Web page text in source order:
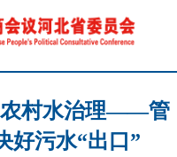
农村水治理——管
好污水“出口”